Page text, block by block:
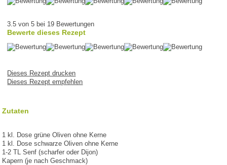
3.5 von 5 bei 19 Bewertungen
Bewerte dieses Rezept
Dieses Rezept drucken
Dieses Rezept empfehlen
Zutaten
1 kl. Dose grüne Oliven ohne Kerne
1 kl. Dose schwarze Oliven ohne Kerne
1-2 TL Senf (scharfer oder Dijon)
Kapern (je nach Geschmack)